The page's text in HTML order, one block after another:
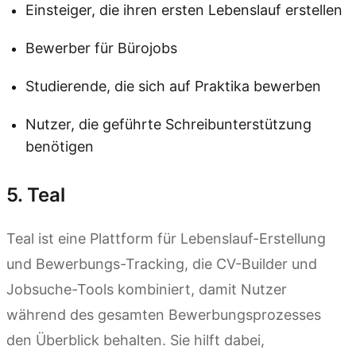
Einsteiger, die ihren ersten Lebenslauf erstellen
Bewerber für Bürojobs
Studierende, die sich auf Praktika bewerben
Nutzer, die geführte Schreibunterstützung
benötigen
5. Teal
Teal ist eine Plattform für Lebenslauf-Erstellung
und Bewerbungs-Tracking, die CV-Builder und
Jobsuche-Tools kombiniert, damit Nutzer
während des gesamten Bewerbungsprozesses
den Überblick behalten. Sie hilft dabei,